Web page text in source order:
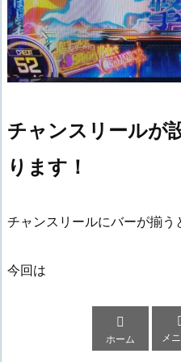
チャンスリールが
ります！
チャンスリールにバーが揃う
今回は

ホーム メ